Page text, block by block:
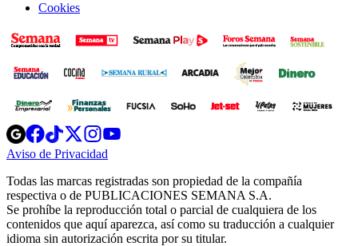
Cookies
Opens
in
new
Opens
in
new
Opens
in
new
window
Opens
new
windowwindow
Aviso de Privacidad
new
window
Todas las marcas registradas son propiedad de la compañía
respectiva o de PUBLICACIONES SEMANA S.A.
Se prohíbe la reproducción total o parcial de cualquiera de los
contenidos que aquí aparezca, así como su traducción a cualquier
idioma sin autorización escrita por su titular.